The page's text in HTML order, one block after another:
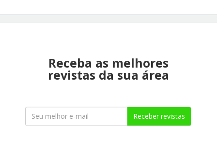
Receba as melhores
revistas da sua área
Receber revistas